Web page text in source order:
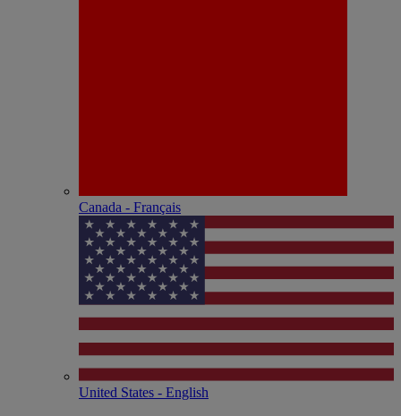
Canada - Français
United States - English